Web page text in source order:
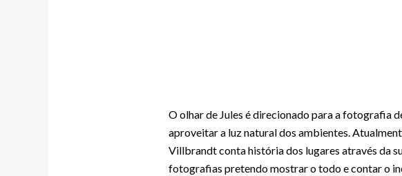
O olhar de Jules é direcionado para a fotografia
aproveitar a luz natural dos ambientes.
Villbrandt conta história dos lugares através da
fotografias pretendo mostrar o todo e contar o